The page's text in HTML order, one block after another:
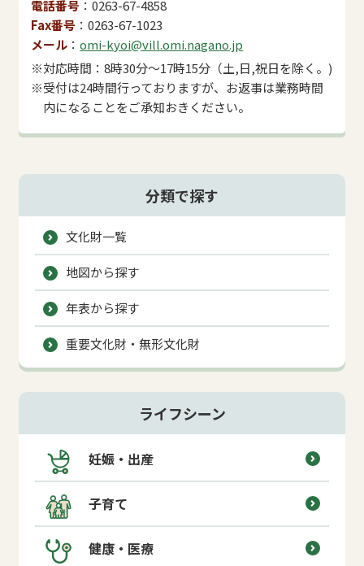
電話番号
0263-67-4858
Fax番号
0263-67-1023
メール
omi-kyoi@vill.omi.nagano.jp
※対応時間：8時30分～17時15分（土,日,祝日を除く。)
※受付は24時間行っておりますが、お返事は業務時間
内になることをご承知おきください。
分類で探す
文化財一覧
地図から探す
年表から探す
重要文化財・無形文化財
ライフシーン
妊娠・出産
子育て
健康・医療